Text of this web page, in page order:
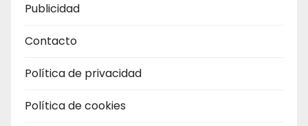
Publicidad
Contacto
Política de privacidad
Política de cookies